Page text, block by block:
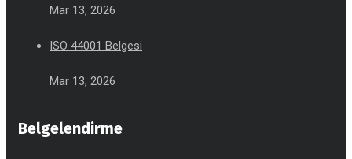
Mar 13, 2026
ISO 44001 Belgesi
Mar 13, 2026
Belgelendirme